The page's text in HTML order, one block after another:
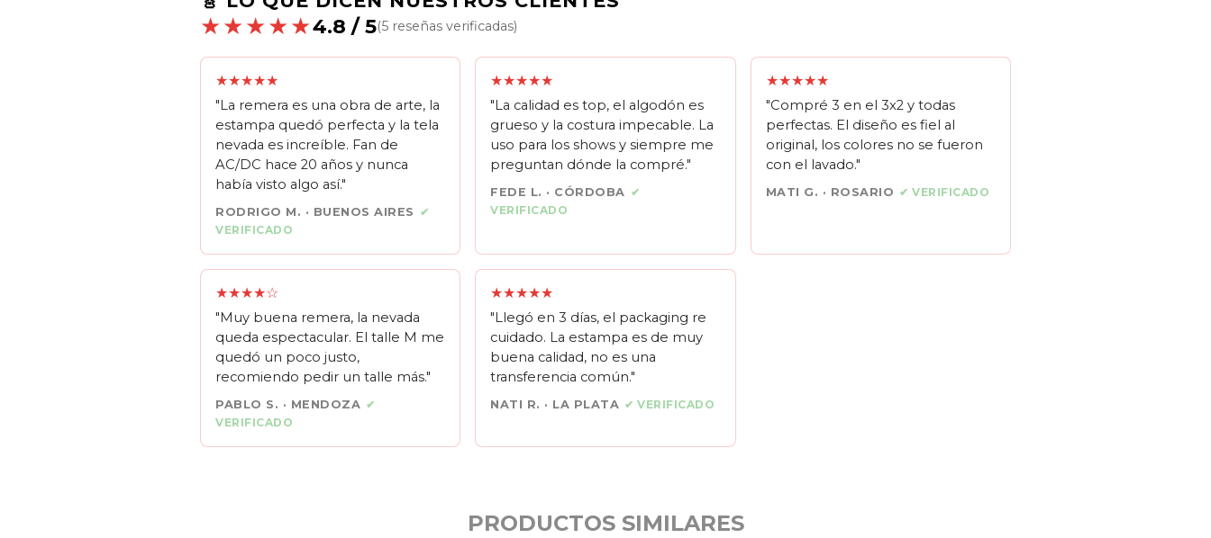
★★★★★4.8 / 5(5 reseñas verificadas)
★★★★★
"La remera es una obra de arte, la
estampa quedó perfecta y la tela
nevada es increíble. Fan de
AC/DC hace 20 años y nunca
había visto algo así."
RODRIGO M. · BUENOS AIRES ✔
VERIFICADO
★★★★★
"La calidad es top, el algodón es
grueso y la costura impecable. La
uso para los shows y siempre me
preguntan dónde la compré."
FEDE L. · CÓRDOBA ✔
VERIFICADO
★★★★★
"Compré 3 en el 3x2 y todas
perfectas. El diseño es fiel al
original, los colores no se fueron
con el lavado."
MATI G. · ROSARIO ✔ VERIFICADO
★★★★☆
"Muy buena remera, la nevada
queda espectacular. El talle M me
quedó un poco justo,
recomiendo pedir un talle más."
PABLO S. · MENDOZA ✔
VERIFICADO
★★★★★
"Llegó en 3 días, el packaging re
cuidado. La estampa es de muy
buena calidad, no es una
transferencia común."
NATI R. · LA PLATA ✔ VERIFICADO
PRODUCTOS SIMILARES